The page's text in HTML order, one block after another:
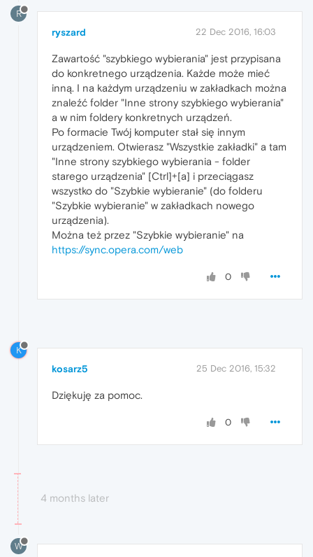
R
ryszard 22 Dec 2016, 16:03
Zawartość "szybkiego wybierania" jest przypisana
do konkretnego urządzenia. Każde może mieć
inną. I na każdym urządzeniu w zakładkach można
znaleźć folder "Inne strony szybkiego wybierania"
a w nim foldery konkretnych urządzeń.
Po formacie Twój komputer stał się innym
urządzeniem. Otwierasz "Wszystkie zakładki" a tam
"Inne strony szybkiego wybierania - folder
starego urządzenia" [Ctrl]+[a] i przeciągasz
wszystko do "Szybkie wybieranie" (do folderu
"Szybkie wybieranie" w zakładkach nowego
urządzenia).
Można też przez "Szybkie wybieranie" na
https://sync.opera.com/web
0
K
kosarz5 25 Dec 2016, 15:32
Dziękuję za pomoc.
0
4 months later
W